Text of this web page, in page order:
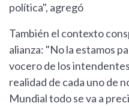
política", agregó
También el contexto
alianza: "No la estamos
vocero de los
realidad de cada uno de
Mundial todo se va a